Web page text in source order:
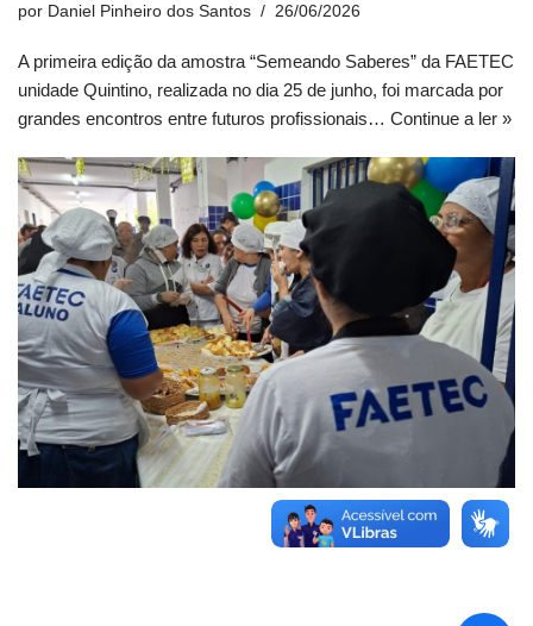
por Daniel Pinheiro dos Santos 26/06/2026
A primeira edição da amostra “Semeando Saberes” da FAETEC
unidade Quintino, realizada no dia 25 de junho, foi marcada por
grandes encontros entre futuros profissionais… Continue a ler »